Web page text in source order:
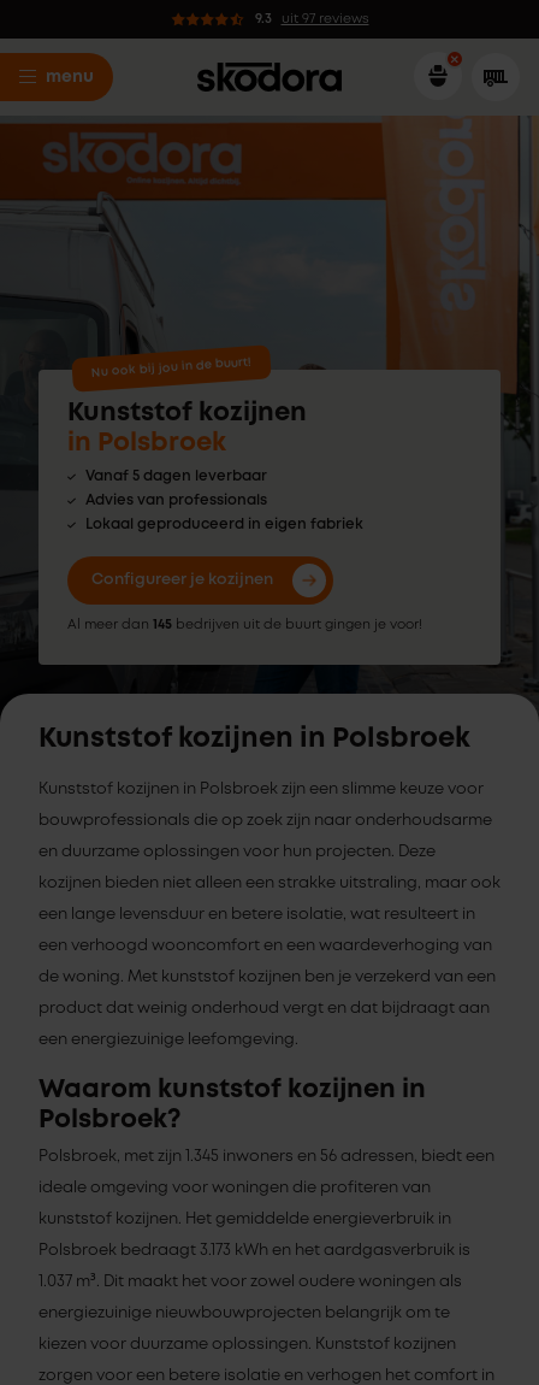
9.3 uit 97 reviews
menu
Nu ook bij jou in de buurt!
Kunststof kozijnen
in Polsbroek
Vanaf 5 dagen leverbaar
Advies van professionals
Lokaal geproduceerd in eigen fabriek
Configureer je kozijnen
Al meer dan 145 bedrijven uit de buurt gingen je voor!
Kunststof kozijnen in Polsbroek
Kunststof kozijnen in Polsbroek zijn een slimme keuze voor
bouwprofessionals die op zoek zijn naar onderhoudsarme
en duurzame oplossingen voor hun projecten. Deze
kozijnen bieden niet alleen een strakke uitstraling, maar ook
een lange levensduur en betere isolatie, wat resulteert in
een verhoogd wooncomfort en een waardeverhoging van
de woning. Met kunststof kozijnen ben je verzekerd van een
product dat weinig onderhoud vergt en dat bijdraagt aan
een energiezuinige leefomgeving.
Waarom kunststof kozijnen in
Polsbroek?
Polsbroek, met zijn 1.345 inwoners en 56 adressen, biedt een
ideale omgeving voor woningen die profiteren van
kunststof kozijnen. Het gemiddelde energieverbruik in
Polsbroek bedraagt 3.173 kWh en het aardgasverbruik is
1.037 m³. Dit maakt het voor zowel oudere woningen als
energiezuinige nieuwbouwprojecten belangrijk om te
kiezen voor duurzame oplossingen. Kunststof kozijnen
zorgen voor een betere isolatie en verhogen het comfort in